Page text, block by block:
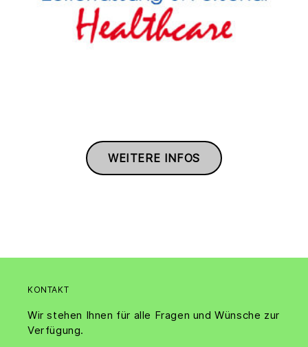
WEITERE INFOS
KONTAKT
Wir stehen Ihnen für alle Fragen und Wünsche zur
Verfügung.